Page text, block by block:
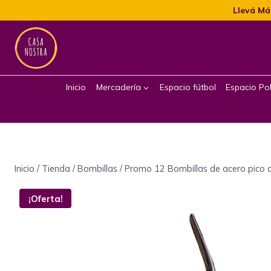
Llevá
Inicio Mercadería Espacio fútbol Espacio
Inicio / Tienda / Bombillas / Promo 12 Bombillas de acero pico
¡Oferta!